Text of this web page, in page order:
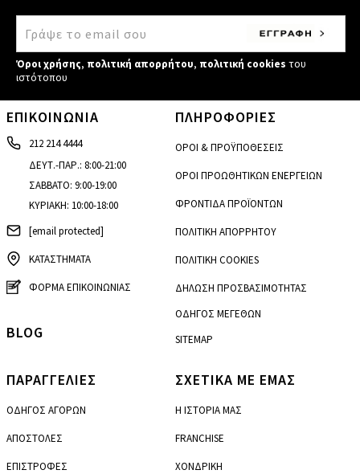
Όροι χρήσης, πολιτική απορρήτου, πολιτική cookies του
ιστότοπου
ΕΠΙΚΟΙΝΩΝΙΑ
212 214 4444
ΔΕΥΤ.-ΠΑΡ.: 8:00-21:00
ΣΑΒΒΑΤΟ: 9:00-19:00
ΚΥΡΙΑΚΗ: 10:00-18:00
[email protected]
ΚΑΤΑΣΤΗΜΑΤΑ
ΦΟΡΜΑ ΕΠΙΚΟΙΝΩΝΙΑΣ
ΠΑΡΑΓΓΕΛΙΕΣ
ΟΔΗΓΟΣ ΑΓΟΡΩΝ
ΑΠΟΣΤΟΛΕΣ
ΕΠΙΣΤΡΟΦΕΣ
ΠΛΗΡΟΦΟΡΙΕΣ
ΟΡΟΙ & ΠΡΟΫΠΟΘΕΣΕΙΣ
ΟΡΟΙ ΠΡΟΩΘΗΤΙΚΩΝ ΕΝΕΡΓΕΙΩΝ
ΦΡΟΝΤΙΔΑ ΠΡΟΪΟΝΤΩΝ
ΠΟΛΙΤΙΚΗ ΑΠΟΡΡΗΤΟΥ
ΠΟΛΙΤΙΚΗ COOKIES
ΔΗΛΩΣΗ ΠΡΟΣΒΑΣΙΜΟΤΗΤΑΣ
ΟΔΗΓΟΣ ΜΕΓΕΘΩΝ
SITEMAP
ΣΧΕΤΙΚΑ ΜΕ ΕΜΑΣ
Η ΙΣΤΟΡΙΑ ΜΑΣ
FRANCHISE
ΧΟΝΔΡΙΚΗ
BLOG